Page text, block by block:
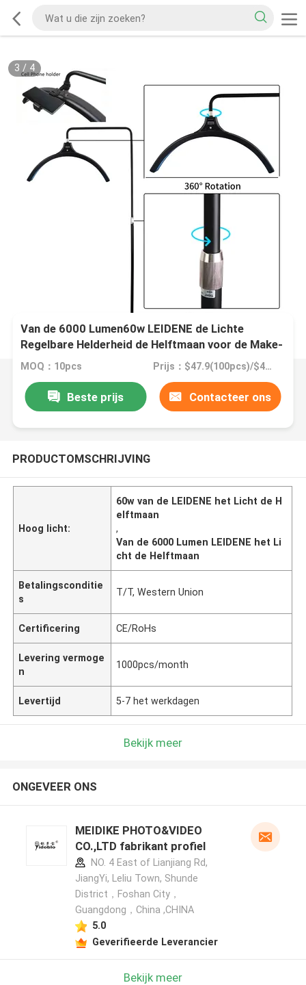
4 / 4
Van de 6000 Lumen60w LEIDENE de Lichte
Regelbare Helderheid de Helftmaan voor de Make-
up van Wimperuitbreidingen
MOQ：10pcs Prijs：$47.9(100pcs)/$45.7(300pcs)
Beste prijs Contacteer ons
PRODUCTOMSCHRIJVING
Hoog licht:
60w van de LEIDENE het Licht de H
elftmaan
,
Van de 6000 Lumen LEIDENE het Li
cht de Helftmaan
Betalingsconditie
s
T/T, Western Union
Certificering CE/RoHs
Levering vermoge
n
1000pcs/month
Levertijd 5-7 het werkdagen
Bekijk meer
ONGEVEER ONS
MEIDIKE PHOTO&VIDEO
CO.,LTD fabrikant profiel
NO. 4 East of Lianjiang Rd,
JiangYi, Leliu Town, Shunde
District，Foshan City，
Guangdong，China ,CHINA
5.0
Geverifieerde Leverancier
Bekijk meer